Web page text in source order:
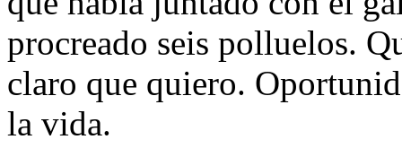
procreado seis polluelos.
claro que quiero.
la vida.